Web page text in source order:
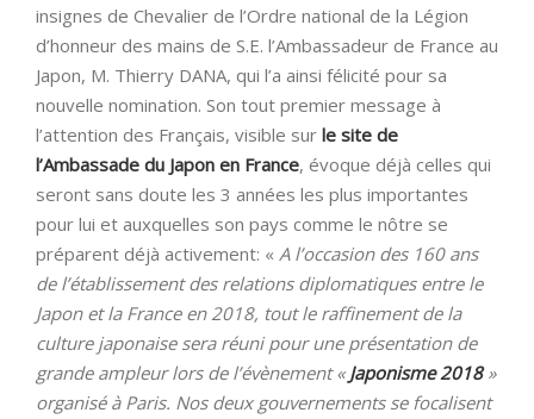
insignes de Chevalier de l’Ordre national de la Légion
d’honneur des mains de S.E. l’Ambassadeur de France au
Japon, M. Thierry DANA, qui l’a ainsi félicité pour sa
nouvelle nomination. Son tout premier message à
l’attention des Français, visible sur le site de
l’Ambassade du Japon en France, évoque déjà celles qui
seront sans doute les 3 années les plus importantes
pour lui et auxquelles son pays comme le nôtre se
préparent déjà activement: « A l’occasion des 160 ans
de l’établissement des relations diplomatiques entre le
Japon et la France en 2018, tout le raffinement de la
culture japonaise sera réuni pour une présentation de
grande ampleur lors de l’évènement «Japonisme 2018»
organisé à Paris. Nos deux gouvernements se focalisent